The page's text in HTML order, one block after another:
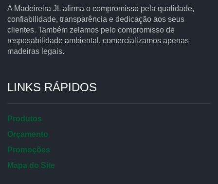
A Madeireira JL afirma o compromisso pela qualidade,
confiabilidade, transparência e dedicação aos seus
clientes. Também zelamos pelo compromisso de
resposabilidade ambiental, comercializamos apenas
madeiras legais.
LINKS RÁPIDOS
Produtos
Orçamento
Promoções
Mapa do Site